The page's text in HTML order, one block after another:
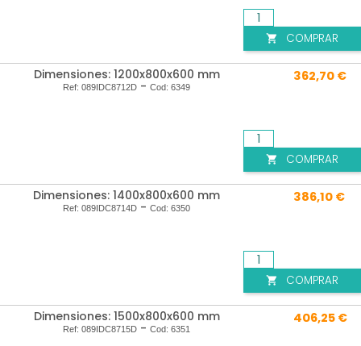
 COMPRAR
Dimensiones: 1200x800x600 mm
Ref: 089IDC8712D - Cod: 6349
362,70 €
 COMPRAR
Dimensiones: 1400x800x600 mm
Ref: 089IDC8714D - Cod: 6350
386,10 €
 COMPRAR
Dimensiones: 1500x800x600 mm
Ref: 089IDC8715D - Cod: 6351
406,25 €